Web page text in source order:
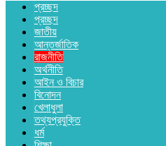
প্রচ্ছদ
প্রচ্ছদ
জাতীয়
আন্তর্জাতিক
রাজনীতি
অর্থনীতি
আইন ও বিচার
বিনোদন
খেলাধুলা
তথ্যপ্রযুক্তি
ধর্ম